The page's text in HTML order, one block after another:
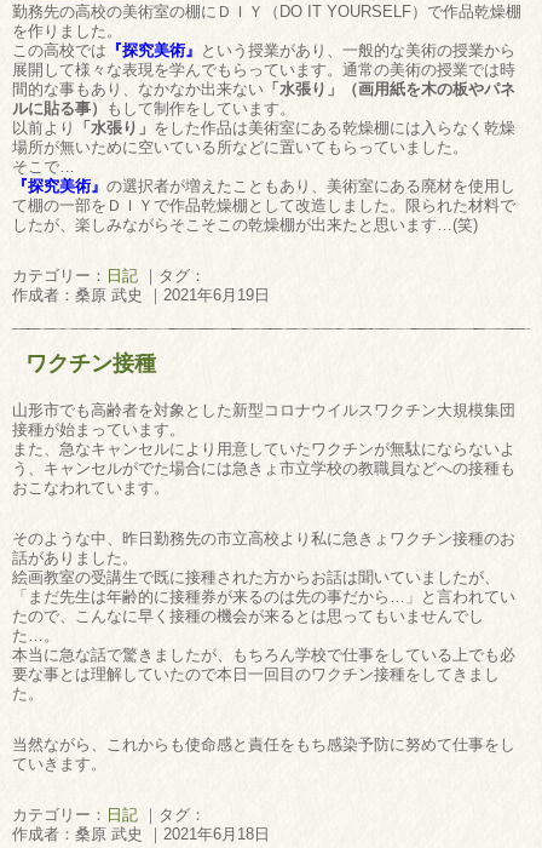
勤務先の高校の美術室の棚にＤＩＹ（DO IT YOURSELF）で作品乾燥棚
を作りました。
この高校では 『探究美術』 という授業があり、一般的な美術の授業から
展開して様々な表現を学んでもらっています。通常の美術の授業では時
間的な事もあり、なかなか出来ない 「水張り」（画用紙を木の板やパネ
ルに貼る事）
もして制作をしています。
以前より
「水張り」 をした作品は美術室にある乾燥棚には入らなく乾燥
場所が無いために空いている所などに置いてもらっていました。
そこで…
『探究美術』 の選択者が増えたこともあり、美術室にある廃材を使用し
て棚の一部をＤＩＹで作品乾燥棚として改造しました。限られた材料で
したが、楽しみながらそこそこの乾燥棚が出来たと思います…(笑)
カテゴリー： 日記 ｜タグ：
作成者：桑原 武史 ｜2021年6月19日
ワクチン接種
山形市でも高齢者を対象とした新型コロナウイルスワクチン大規模集団
接種が始まっています。
また、急なキャンセルにより用意していたワクチンが無駄にならないよ
う、キャンセルがでた場合には急きょ市立学校の教職員などへの接種も
おこなわれています。
そのような中、昨日勤務先の市立高校より私に急きょワクチン接種のお
話がありました。
絵画教室の受講生で既に接種された方からお話は聞いていましたが、
「まだ先生は年齢的に接種券が来るのは先の事だから…」と言われてい
たので、こんなに早く接種の機会が来るとは思ってもいませんでし
た…。
本当に急な話で驚きましたが、もちろん学校で仕事をしている上でも必
要な事とは理解していたので本日一回目のワクチン接種をしてきまし
た。
当然ながら、これからも使命感と責任をもち感染予防に努めて仕事をし
ていきます。
カテゴリー： 日記 ｜タグ：
作成者：桑原 武史 ｜2021年6月18日